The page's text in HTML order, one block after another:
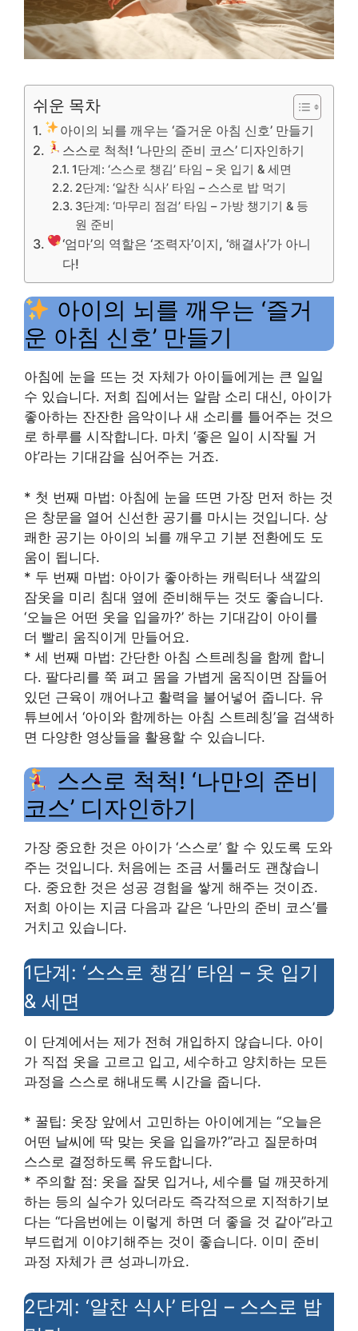
쉬운 목차
아이의 뇌를 깨우는 ‘즐거운 아침 신호’ 만들기
스스로 척척! ‘나만의 준비 코스’ 디자인하기
1단계: ‘스스로 챙김’ 타임 – 옷 입기 & 세면
2단계: ‘알찬 식사’ 타임 – 스스로 밥 먹기
3단계: ‘마무리 점검’ 타임 – 가방 챙기기 & 등
원 준비
‘엄마’의 역할은 ‘조력자’이지, ‘해결사’가 아니
다!
아이의 뇌를 깨우는 ‘즐거
운 아침 신호’ 만들기
아침에 눈을 뜨는 것 자체가 아이들에게는 큰 일일
수 있습니다. 저희 집에서는 알람 소리 대신, 아이가
좋아하는 잔잔한 음악이나 새 소리를 틀어주는 것으
로 하루를 시작합니다. 마치 ‘좋은 일이 시작될 거
야’라는 기대감을 심어주는 거죠.
* 첫 번째 마법: 아침에 눈을 뜨면 가장 먼저 하는 것
은 창문을 열어 신선한 공기를 마시는 것입니다. 상
쾌한 공기는 아이의 뇌를 깨우고 기분 전환에도 도
움이 됩니다.
* 두 번째 마법: 아이가 좋아하는 캐릭터나 색깔의
잠옷을 미리 침대 옆에 준비해두는 것도 좋습니다.
‘오늘은 어떤 옷을 입을까?’ 하는 기대감이 아이를
더 빨리 움직이게 만들어요.
* 세 번째 마법: 간단한 아침 스트레칭을 함께 합니
다. 팔다리를 쭉 펴고 몸을 가볍게 움직이면 잠들어
있던 근육이 깨어나고 활력을 불어넣어 줍니다. 유
튜브에서 ‘아이와 함께하는 아침 스트레칭’을 검색하
면 다양한 영상들을 활용할 수 있습니다.
스스로 척척! ‘나만의 준비
코스’ 디자인하기
가장 중요한 것은 아이가 ‘스스로’ 할 수 있도록 도와
주는 것입니다. 처음에는 조금 서툴러도 괜찮습니
다. 중요한 것은 성공 경험을 쌓게 해주는 것이죠.
저희 아이는 지금 다음과 같은 ‘나만의 준비 코스’를
거치고 있습니다.
1단계: ‘스스로 챙김’ 타임 – 옷 입기
& 세면
이 단계에서는 제가 전혀 개입하지 않습니다. 아이
가 직접 옷을 고르고 입고, 세수하고 양치하는 모든
과정을 스스로 해내도록 시간을 줍니다.
* 꿀팁: 옷장 앞에서 고민하는 아이에게는 “오늘은
어떤 날씨에 딱 맞는 옷을 입을까?”라고 질문하며
스스로 결정하도록 유도합니다.
* 주의할 점: 옷을 잘못 입거나, 세수를 덜 깨끗하게
하는 등의 실수가 있더라도 즉각적으로 지적하기보
다는 “다음번에는 이렇게 하면 더 좋을 것 같아”라고
부드럽게 이야기해주는 것이 좋습니다. 이미 준비
과정 자체가 큰 성과니까요.
2단계: ‘알찬 식사’ 타임 – 스스로 밥